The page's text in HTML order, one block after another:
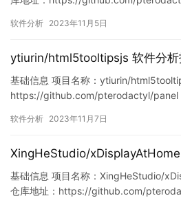
15200/1721015356872458240 此报
软件分析 2023年11月5日
ytiurin/html5tooltipsjs 软件分析
基础信息 项目名称：ytiurin/
https://github.com/pterodactyl/panel
34496/1721673946436771840 此报
软件分析 2023年11月7日
XingHeStudio/
基础信息 项目名称：XingHeStudio/
仓库地址：https://github.com/